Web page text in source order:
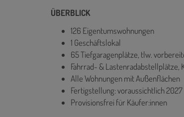
ÜBERBLICK
126 Eigentumswohnungen
1 Geschäftslokal
65 Tiefgaragenplätze, tlw.
Fahrrad- & Lastenradabstellplätze,
Alle Wohnungen mit Außenflächen
Fertigstellung: voraussichtlich 2027
Provisionsfrei für Käufer:innen